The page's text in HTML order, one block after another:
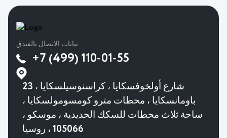
بيانات الاتصال بالفندق
+7 (499) 110-01-55
23 شارع أولخوفسكايا ، كراسنوسيلسكايا ،
باومانسكايا ، محطات مترو كومسومولسكايا ،
ساحة ثلاث محطات للسكك الحديدية ، موسكو ،
105066 ، روسيا